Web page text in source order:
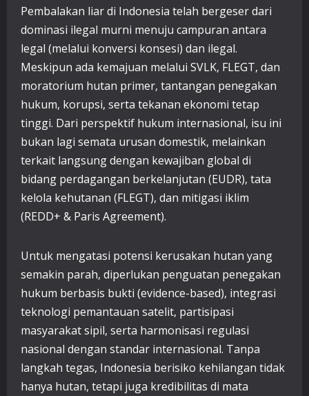
Pembalakan liar di Indonesia telah bergeser dari
dominasi ilegal murni menuju campuran antara
legal (melalui konversi konsesi) dan ilegal.
Meskipun ada kemajuan melalui SVLK, FLEGT, dan
moratorium hutan primer, tantangan penegakan
hukum, korupsi, serta tekanan ekonomi tetap
tinggi. Dari perspektif hukum internasional, isu ini
bukan lagi semata urusan domestik, melainkan
terkait langsung dengan kewajiban global di
bidang perdagangan berkelanjutan (EUDR), tata
kelola kehutanan (FLEGT), dan mitigasi iklim
(REDD+ & Paris Agreement).
Untuk mengatasi potensi kerusakan hutan yang
semakin parah, diperlukan penguatan penegakan
hukum berbasis bukti (evidence-based), integrasi
teknologi pemantauan satelit, partisipasi
masyarakat sipil, serta harmonisasi regulasi
nasional dengan standar internasional. Tanpa
langkah tegas, Indonesia berisiko kehilangan tidak
hanya hutan, tetapi juga kredibilitas di mata